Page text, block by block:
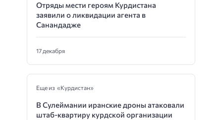
Отряды мести героям Курдистана
заявили о ликвидации агента в
Санандадже
17 декабря
Еще из «Курдистан»
В Сулеймании иранские дроны атаковали
штаб-квартиру курдской организации